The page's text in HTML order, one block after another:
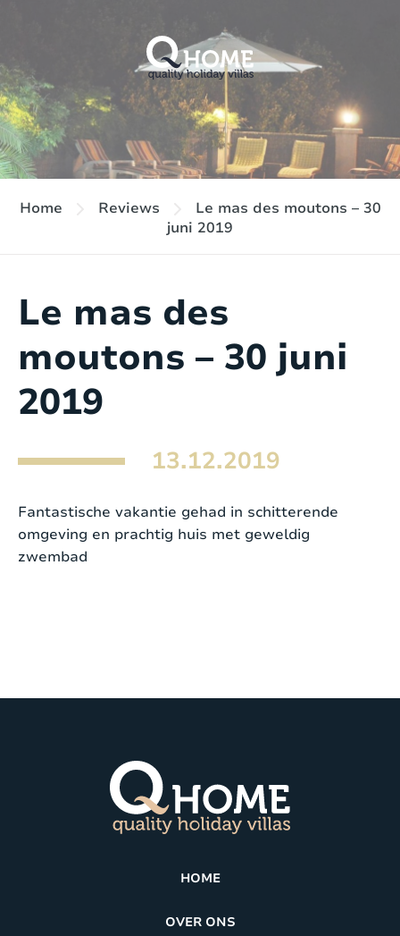
Home Reviews
Le mas des moutons – 30
juni 2019
Le mas des
moutons – 30 juni
2019
13.12.2019
Fantastische vakantie gehad in schitterende
omgeving en prachtig huis met geweldig
zwembad
HOME
OVER ONS